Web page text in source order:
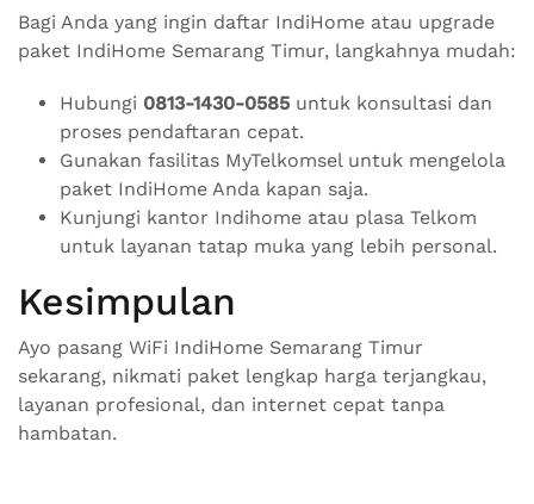
Bagi Anda yang ingin daftar IndiHome atau upgrade
paket IndiHome Semarang Timur, langkahnya mudah:
Hubungi 0813-1430-0585 untuk konsultasi dan
proses pendaftaran cepat.
Gunakan fasilitas MyTelkomsel untuk mengelola
paket IndiHome Anda kapan saja.
Kunjungi kantor Indihome atau plasa Telkom
untuk layanan tatap muka yang lebih personal.
Kesimpulan
Ayo pasang WiFi IndiHome Semarang Timur
sekarang, nikmati paket lengkap harga terjangkau,
layanan profesional, dan internet cepat tanpa
hambatan.